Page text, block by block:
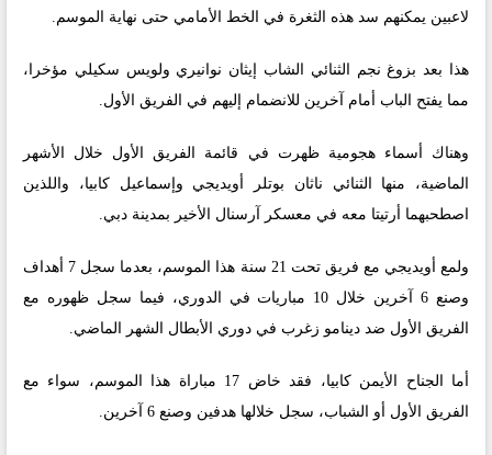
لاعبين يمكنهم سد هذه الثغرة في الخط الأمامي حتى نهاية الموسم.
هذا بعد بزوغ نجم الثنائي الشاب إيثان نوانيري ولويس سكيلي مؤخرا،
مما يفتح الباب أمام آخرين للانضمام إليهم في الفريق الأول.
وهناك أسماء هجومية ظهرت في قائمة الفريق الأول خلال الأشهر
الماضية، منها الثنائي ناثان بوتلر أويديجي وإسماعيل كابيا، واللذين
اصطحبهما أرتيتا معه في معسكر آرسنال الأخير بمدينة دبي.
ولمع أويديجي مع فريق تحت 21 سنة هذا الموسم، بعدما سجل 7 أهداف
وصنع 6 آخرين خلال 10 مباريات في الدوري، فيما سجل ظهوره مع
الفريق الأول ضد دينامو زغرب في دوري الأبطال الشهر الماضي.
أما الجناح الأيمن كابيا، فقد خاض 17 مباراة هذا الموسم، سواء مع
الفريق الأول أو الشباب، سجل خلالها هدفين وصنع 6 آخرين.